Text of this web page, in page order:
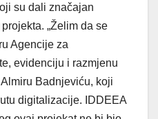
su dali značajan
„Želim da se
Agencije za
evidenciju i razmjenu
Badnjeviću, koji
digitalizacije. IDDEEA